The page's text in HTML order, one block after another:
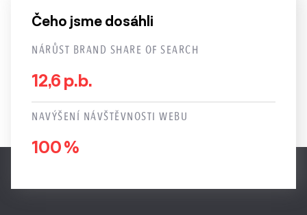
Čeho jsme dosáhli
NÁRŮST BRAND SHARE OF SEARCH
12,6 p.b.
NAVÝŠENÍ NÁVŠTĚVNOSTI WEBU
100 %